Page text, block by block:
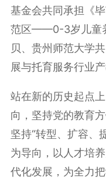
基金会共同承担《
范区——0-3岁儿童
贝、贵州师范大学
展与托育服务行业
站在新的历史起点
向，坚持党的教育
坚持“转型、扩容、
为导向，以人才培
代化发展，为全力